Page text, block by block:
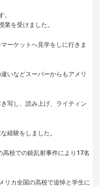
を受けました。
ーケットへ見学をしに行きま
いなどスーパーからもアメリ
写し、読み上げ、ライティン
経験をしました。
校での銃乱射事件により17名
リカ全国の高校で追悼と学生に